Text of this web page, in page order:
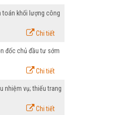
toán khối lượng công
Chi tiết
đốc chủ đầu tư sớm
Chi tiết
nhiệm vụ; thiếu trang
Chi tiết